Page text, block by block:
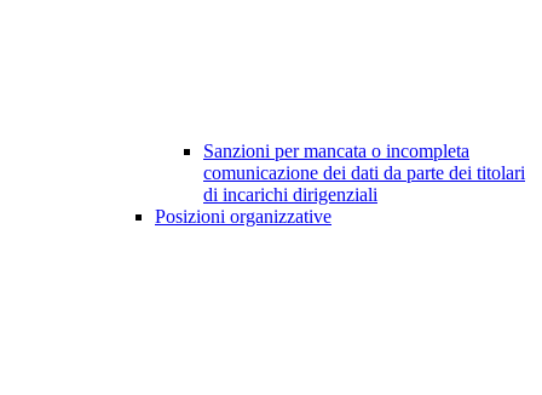
Sanzioni per mancata o incompleta
comunicazione dei dati da parte dei titolari
di incarichi dirigenziali
Posizioni organizzative